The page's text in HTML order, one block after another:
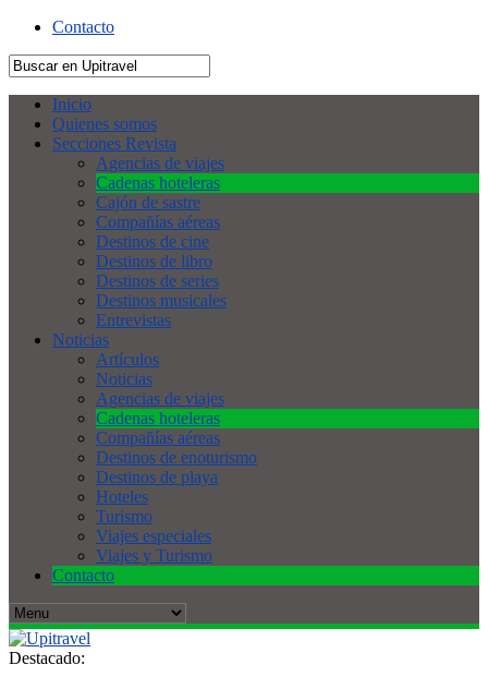
Contacto
Inicio
Quienes somos
Secciones Revista
Agencias de viajes
Cadenas hoteleras
Cajón de sastre
Compañías aéreas
Destinos de cine
Destinos de libro
Destinos de series
Destinos musicales
Entrevistas
Noticias
Artículos
Noticias
Agencias de viajes
Cadenas hoteleras
Compañías aéreas
Destinos de enoturismo
Destinos de playa
Hoteles
Turismo
Viajes especiales
Viajes y Turismo
Contacto
Destacado: